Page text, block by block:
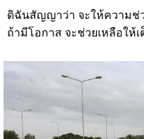
ดิฉันสัญญาว่า จะให้ความช่
ถ้ามีโอกาส จะช่วยเหลือให้เ